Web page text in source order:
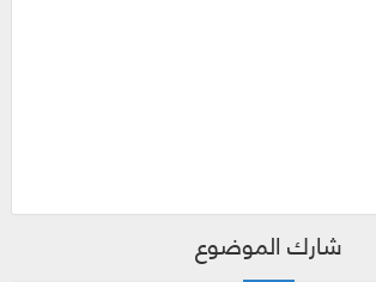
شارك الموضوع